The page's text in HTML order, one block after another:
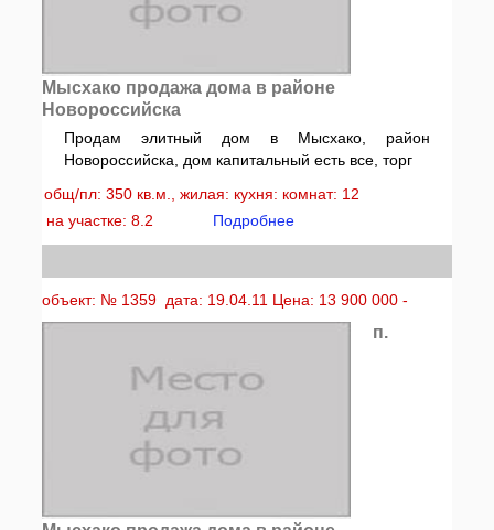
Мысхако продажа дома в районе
Новороссийска
Продам элитный дом в Мысхако, район
Новороссийска, дом капитальный есть все, торг
общ/пл: 350 кв.м., жилая: кухня: комнат: 12
на участке: 8.2
Подробнее
объект: № 1359 дата: 19.04.11 Цена: 13 900 000 -
п.